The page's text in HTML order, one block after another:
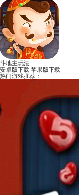
斗地主玩法
安卓版下载 苹果版下载
热门游戏推荐：